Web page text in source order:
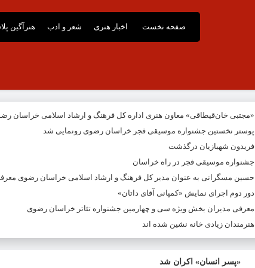
صفحه نخست اخبار هنری شعر و ادب هنرآگین
«مجتبی خان‌قیطاقی» معاون هنری اداره کل فرهنگ و ارشاد اسلامی خراسان
پوستر نخستین جشنواره موسیقی فجر خراسان رضوی رونمایی شد
فریدون شهبازیان درگذشت
جشنواره موسیقی فجر در راه خراسان
حسین مسگرانی به عنوان مدیر کل فرهنگ و ارشاد اسلامی خراسان رضوی
دور دوم اجرای نمایش «کمپانی آقای داتان»
معرفی مدیران بخش ویژه سی و چهارمین جشنواره تئاتر خراسان رضوی
هنرمندان زیادی خانه نشین شده اند
«پسر انسان» اکران شد